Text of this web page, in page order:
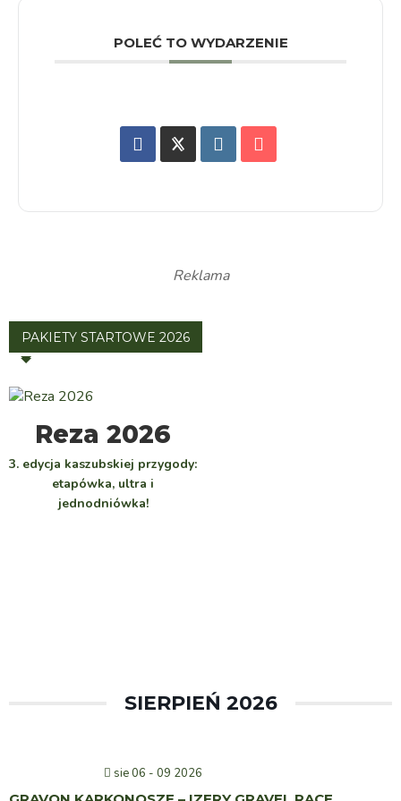
POLEĆ TO WYDARZENIE
Reklama
PAKIETY STARTOWE 2026
WYBIERZ
Reza 2026
3. edycja kaszubskiej przygody:
etapówka, ultra i
jednodniówka!
SIERPIEŃ 2026
sie 06 - 09 2026